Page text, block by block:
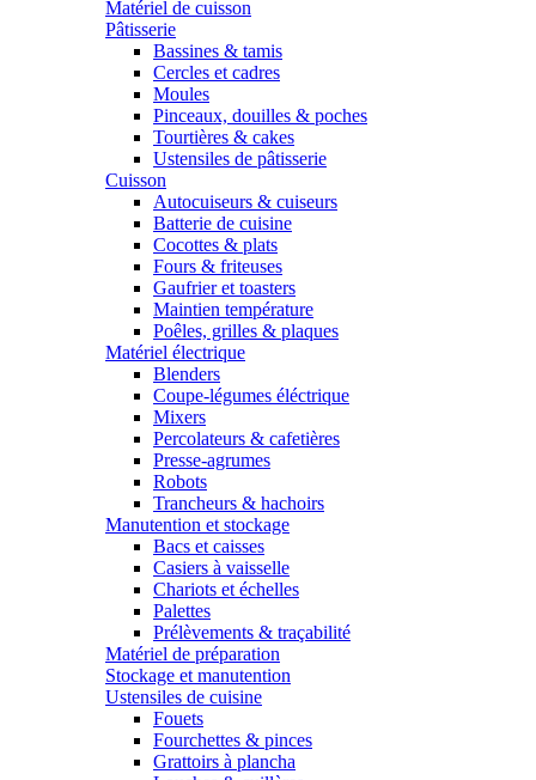
Matériel de cuisson
Pâtisserie
Bassines & tamis
Cercles et cadres
Moules
Pinceaux, douilles & poches
Tourtières & cakes
Ustensiles de pâtisserie
Cuisson
Autocuiseurs & cuiseurs
Batterie de cuisine
Cocottes & plats
Fours & friteuses
Gaufrier et toasters
Maintien température
Poêles, grilles & plaques
Matériel électrique
Blenders
Coupe-légumes éléctrique
Mixers
Percolateurs & cafetières
Presse-agrumes
Robots
Trancheurs & hachoirs
Manutention et stockage
Bacs et caisses
Casiers à vaisselle
Chariots et échelles
Palettes
Prélèvements & traçabilité
Matériel de préparation
Stockage et manutention
Ustensiles de cuisine
Fouets
Fourchettes & pinces
Grattoirs à plancha